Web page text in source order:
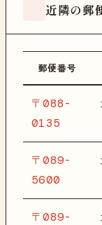
近隣の郵
郵便番号
〒088-
0135
〒089-
5600
〒089-